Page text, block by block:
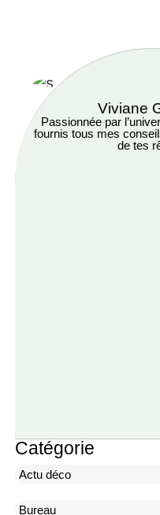
Viviane
Passionnée par
fournis tous mes
de tes
Catégorie
Actu déco
Bureau